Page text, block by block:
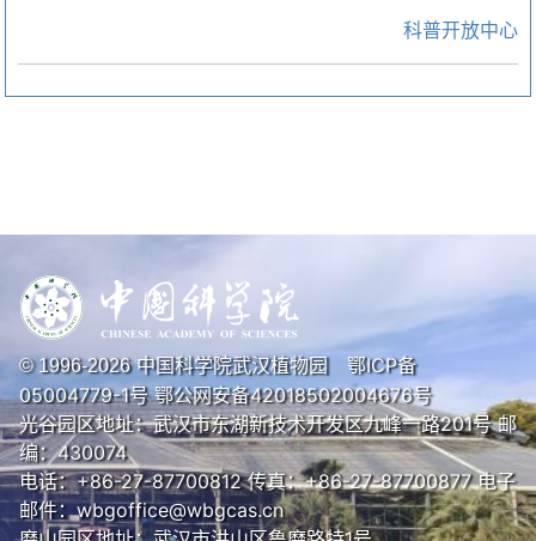
科普开放中心
© 1996-2026中国科学院武汉植物园 鄂ICP备
05004779-1号鄂公网安备42018502004676号
光谷园区地址：武汉市东湖新技术开发区九峰一路201号 邮
编：430074
电话：+86-27-87700812 传真：+86-27-87700877 电子
邮件：wbgoffice@wbgcas.cn